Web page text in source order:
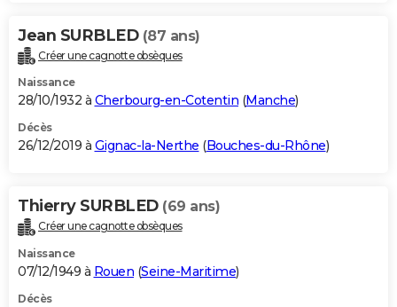
Jean SURBLED (87 ans)
Créer une cagnotte obsèques
Naissance
28/10/1932 à Cherbourg-en-Cotentin (Manche)
Décès
26/12/2019 à Gignac-la-Nerthe (Bouches-du-Rhône)
Thierry SURBLED (69 ans)
Créer une cagnotte obsèques
Naissance
07/12/1949 à Rouen (Seine-Maritime)
Décès